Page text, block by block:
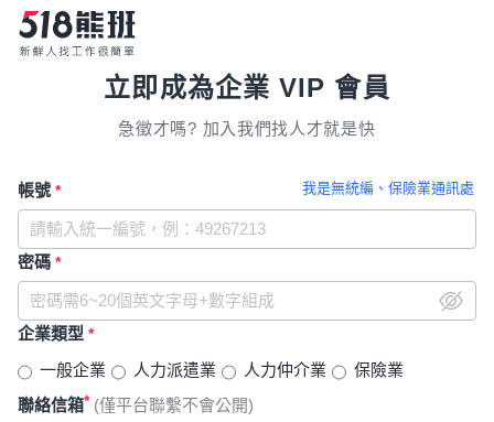
立即成為企業 VIP 會員
急徵才嗎? 加入我們找人才就是快
我是無統編、保險業通訊處
帳號 *
密碼 *
企業類型 *
一般企業 人力派遣業 人力仲介業
保險業
聯絡信箱* (僅平台聯繫不會公開)